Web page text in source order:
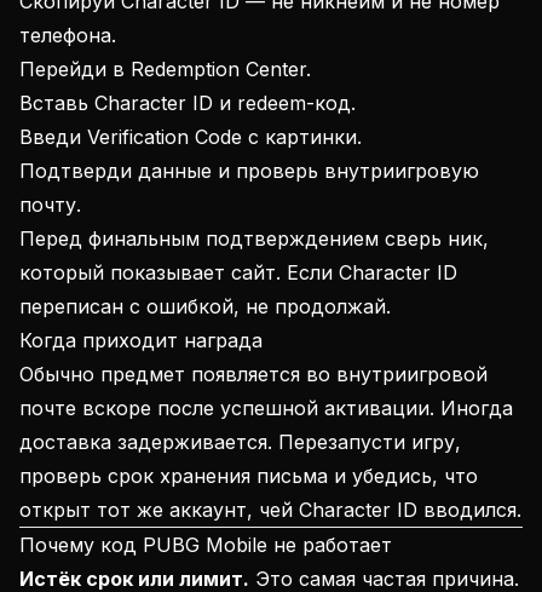
телефона.
Перейди в Redemption Center.
Вставь Character ID и redeem-код.
Введи Verification Code с картинки.
Подтверди данные и проверь внутриигровую
почту.
Перед финальным подтверждением сверь ник,
который показывает сайт. Если Character ID
переписан с ошибкой, не продолжай.
Когда приходит награда
Обычно предмет появляется во внутриигровой
почте вскоре после успешной активации. Иногда
доставка задерживается. Перезапусти игру,
проверь срок хранения письма и убедись, что
открыт тот же аккаунт, чей Character ID вводился.
Почему код PUBG Mobile не работает
Истёк срок или лимит. Это самая частая причина.